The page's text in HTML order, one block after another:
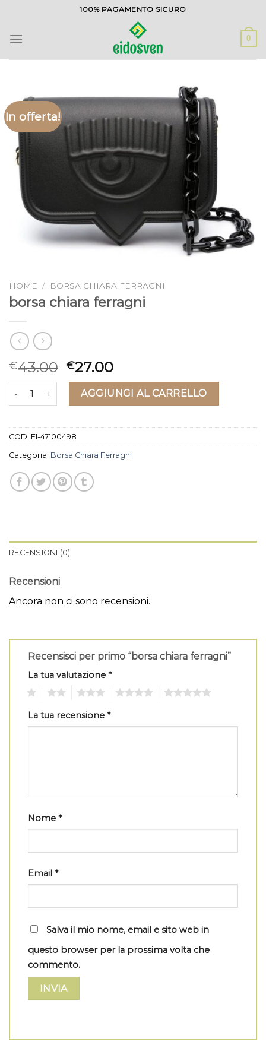
contenuti
100% PAGAMENTO SICURO
0
In offerta!
HOME / BORSA CHIARA FERRAGNI
borsa chiara ferragni
€43.00 €27.00
borsa chiara ferragni quantitàAGGIUNGI AL CARRELLO
COD: EI-47100498
Categoria: Borsa Chiara Ferragni
RECENSIONI (0)
Recensioni
Ancora non ci sono recensioni.
Recensisci per primo “borsa chiara ferragni”
La tua valutazione *
La tua recensione *
Nome *
Email *
Salva il mio nome, email e sito web in
questo browser per la prossima volta che
commento.